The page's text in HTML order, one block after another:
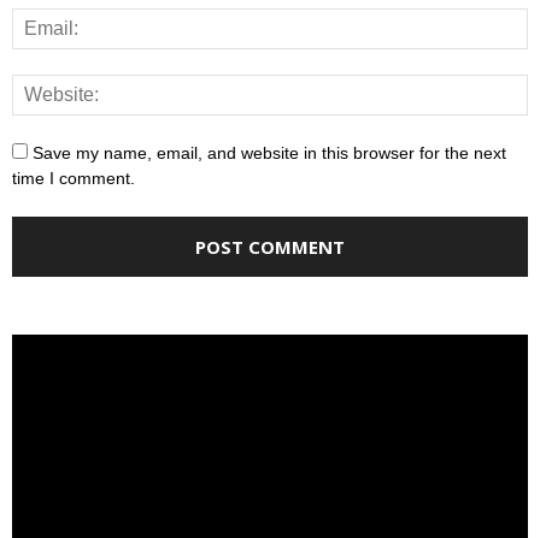
Save my name, email, and website in this browser for the next
time I comment.